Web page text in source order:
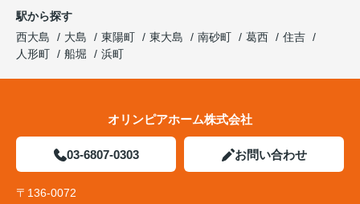
駅から探す
西大島
大島 東陽町 東大島 南砂町 葛西
住吉
人形町
船堀 浜町
オリンピアホーム株式会社
03-6807-0303 お問い合わせ
〒136-0072